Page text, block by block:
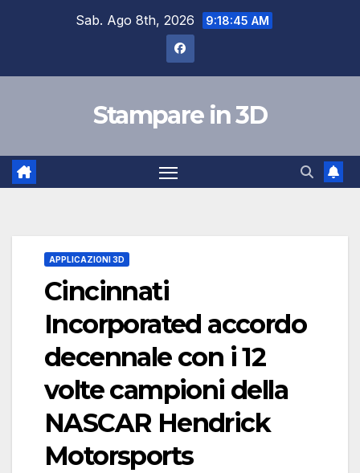
Sab. Ago 8th, 2026 9:18:46 AM
Stampare in 3D
APPLICAZIONI 3D
Cincinnati
Incorporated accordo
decennale con i 12
volte campioni della
NASCAR Hendrick
Motorsports